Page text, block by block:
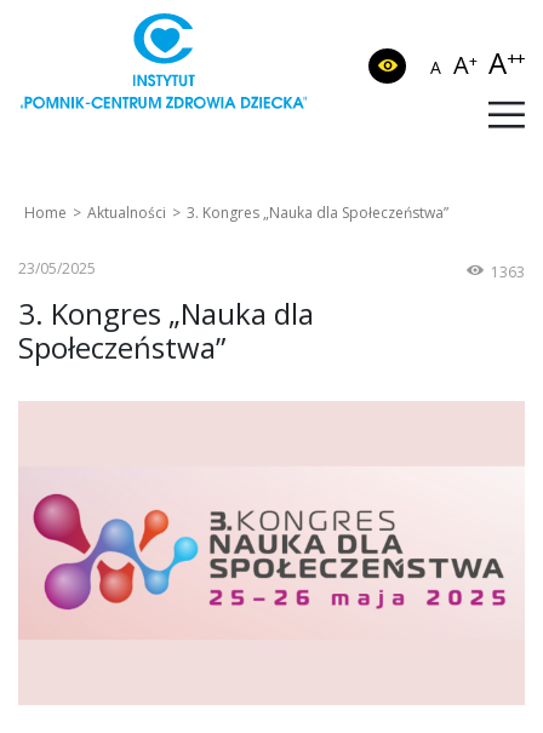
A A+ A++
Home Aktualności 3. Kongres „Nauka dla Społeczeństwa”
23/05/2025 1363
3. Kongres „Nauka dla
Społeczeństwa”